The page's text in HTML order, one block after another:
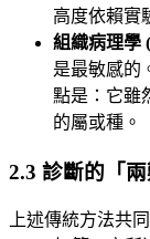
高度依賴實
組織病理學
是最敏感的
點是：它雖
的屬或種。
2.3 診斷的「兩
上述傳統方法共